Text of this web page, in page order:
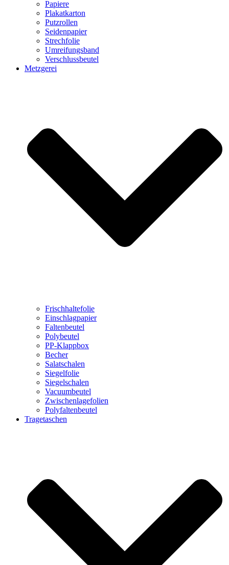
Papiere
Plakatkarton
Putzrollen
Seidenpapier
Strechfolie
Umreifungsband
Verschlussbeutel
Metzgerei
Frischhaltefolie
Einschlagpapier
Faltenbeutel
Polybeutel
PP-Klappbox
Becher
Salatschalen
Siegelfolie
Siegelschalen
Vacuumbeutel
Zwischenlagefolien
Polyfaltenbeutel
Tragetaschen